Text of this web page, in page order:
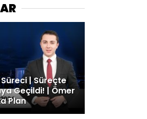
| Süreçte
Geçildi! | Ömer
Plan